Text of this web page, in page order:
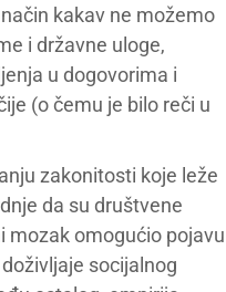
kakav ne možemo
i državne uloge,
u dogovorima i
(o čemu je bilo reči u
zakonitosti koje leže
da su društvene
mozak omogućio pojavu
socijalnog